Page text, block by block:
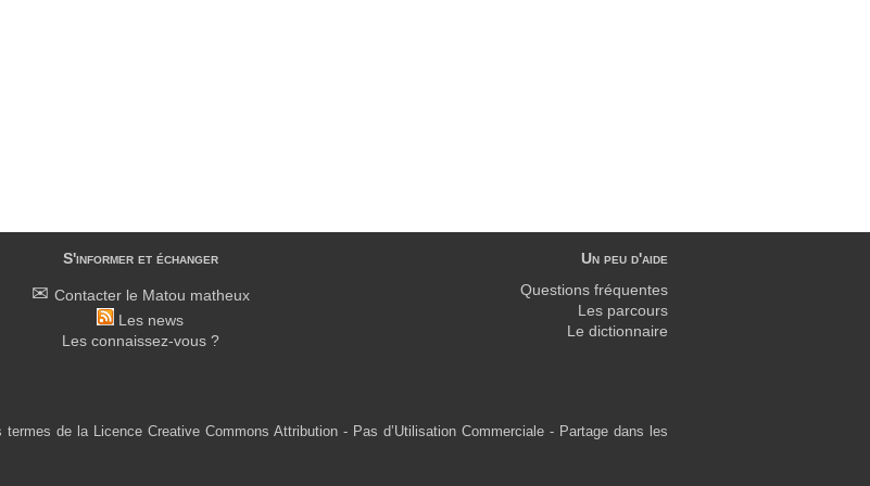
S'informer et échanger
Contacter le Matou matheux
Les news
Les connaissez-vous ?
Un peu d'aide
Questions fréquentes
Les parcours
Le dictionnaire
de la Licence Creative Commons Attribution - Pas d’Utilisation Commerciale - Partage dans les